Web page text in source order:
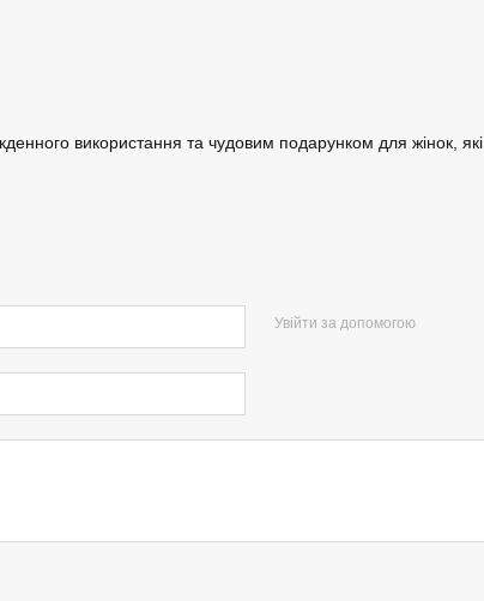
використання та чудовим подарунком для жінок, які
Увійти за допомогою